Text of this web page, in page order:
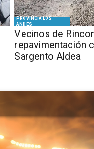
PROVINCIA LOS
ANDES
Vecinos de
repavimentación
Sargento Aldea